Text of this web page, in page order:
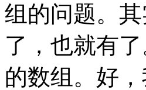
组的问题。
了，也就有
的数组。好